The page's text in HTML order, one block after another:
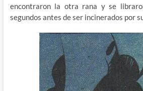
encontraron la otra rana y se
segundos antes de ser incinerados por